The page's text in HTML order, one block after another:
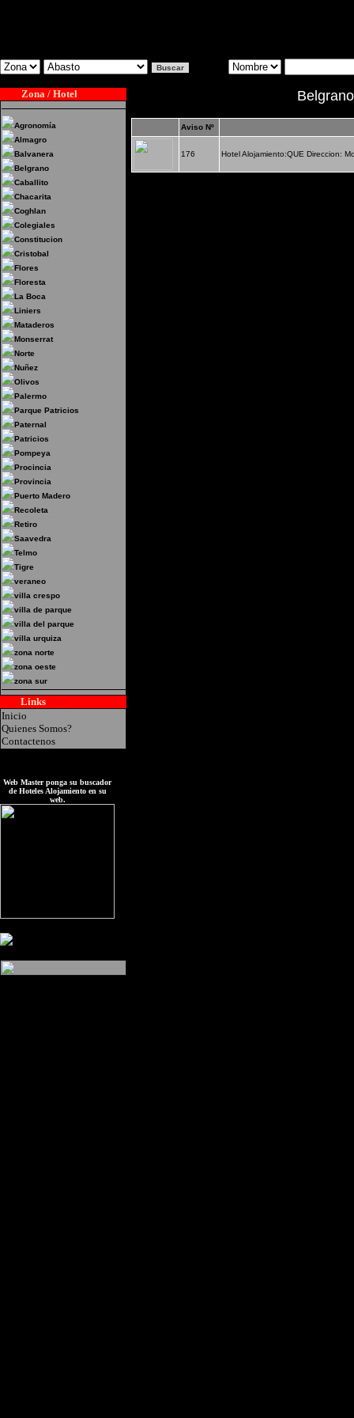
Zona / Hotel
Agronomía
Almagro
Balvanera
Belgrano
Caballito
Chacarita
Coghlan
Colegiales
Constitucion
Cristobal
Flores
Floresta
La Boca
Liniers
Mataderos
Monserrat
Norte
Nuñez
Olivos
Palermo
Parque Patricios
Paternal
Patricios
Pompeya
Procincia
Provincia
Puerto Madero
Recoleta
Retiro
Saavedra
Telmo
Tigre
veraneo
villa crespo
villa de parque
villa del parque
villa urquiza
zona norte
zona oeste
zona sur
Links
Inicio
Quienes Somos?
Contactenos
Web Master ponga su buscador
de Hoteles Alojamiento en su
web.
Aviso Nº
176 Hotel Alojamiento:QUE Direccion: